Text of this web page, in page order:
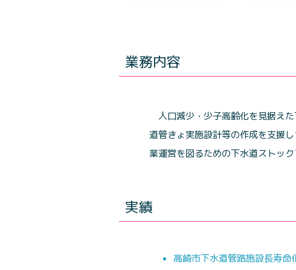
業務内容
人口減少・少子高齢化を見据え
道管きょ実施設計等の作成を支援
業運営を図るための下水道ストッ
実績
高崎市下水道管路施設長寿命